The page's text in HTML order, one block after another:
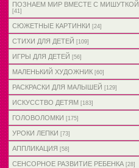
ПОЗНАЕМ МИР ВМЕСТЕ С МИШУТКОЙ
[41]
СЮЖЕТНЫЕ КАРТИНКИ [24]
СТИХИ ДЛЯ ДЕТЕЙ [109]
ИГРЫ ДЛЯ ДЕТЕЙ [56]
МАЛЕНЬКИЙ ХУДОЖНИК [60]
РАСКРАСКИ ДЛЯ МАЛЫШЕЙ [129]
ИСКУССТВО ДЕТЯМ [183]
ГОЛОВОЛОМКИ [175]
УРОКИ ЛЕПКИ [73]
АППЛИКАЦИЯ [58]
СЕНСОРНОЕ РАЗВИТИЕ РЕБЕНКА [28]